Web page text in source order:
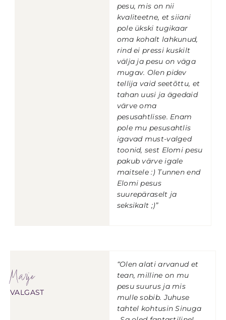
pesu, mis on nii
kvaliteetne, et siiani
pole ükski tugikaar
oma kohalt lahkunud,
rind ei pressi kuskilt
välja ja pesu on väga
mugav. Olen pidev
tellija vaid seetõttu, et
tahan uusi ja ägedaid
värve oma
pesusahtlisse. Enam
pole mu pesusahtlis
igavad must-valged
toonid, sest Elomi pesu
pakub värve igale
maitsele :) Tunnen end
Elomi pesus
suurepäraselt ja
seksikalt ;)”
Marje
VALGAST
“Olen alati arvanud et
tean, milline on mu
pesu suurus ja mis
mulle sobib. Juhuse
tahtel kohtusin Sinuga